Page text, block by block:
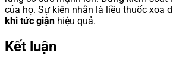
của họ. Sự kiên nhẫn là liều thuốc xoa
khi tức giận hiệu quả.
Kết luận